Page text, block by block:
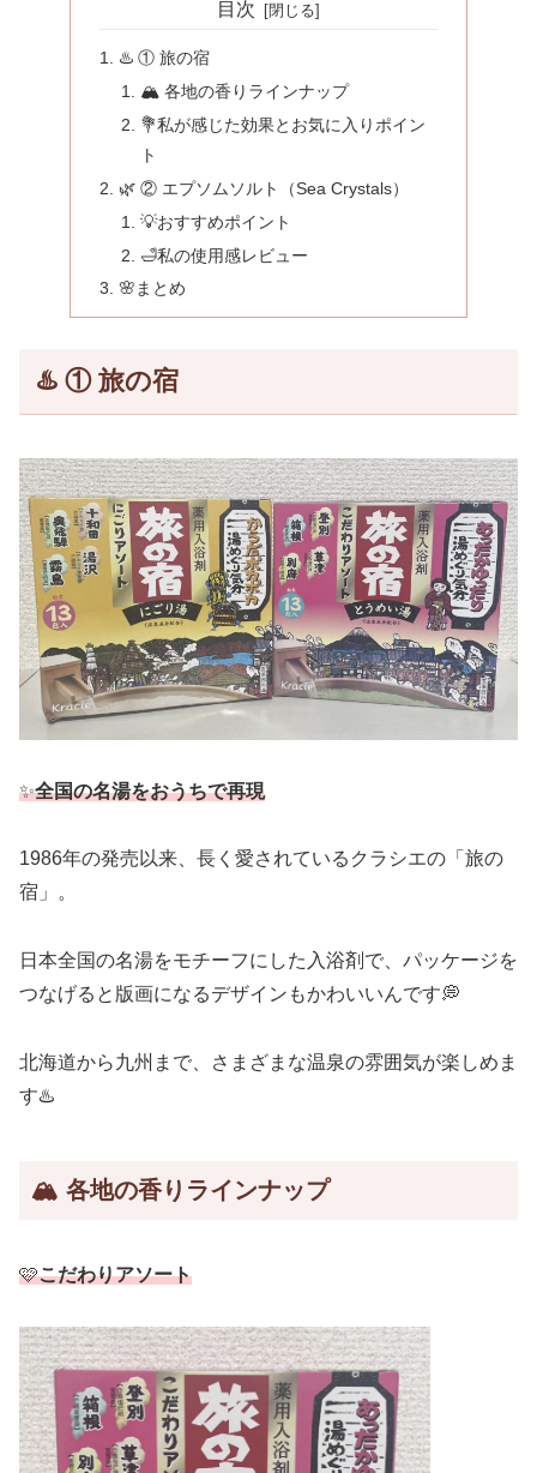
目次
♨️ ① 旅の宿
🏔 各地の香りラインナップ
💐私が感じた効果とお気に入りポイン
ト
🌿 ② エプソムソルト（Sea Crystals）
💡おすすめポイント
🛁私の使用感レビュー
🌸まとめ
♨️① 旅の宿
✨全国の名湯をおうちで再現
1986年の発売以来、長く愛されているクラシエの「旅の
宿」。
日本全国の名湯をモチーフにした入浴剤で、パッケージを
つなげると版画になるデザインもかわいいんです💭
北海道から九州まで、さまざまな温泉の雰囲気が楽しめま
す♨️
🏔 各地の香りラインナップ
🩷こだわりアソート